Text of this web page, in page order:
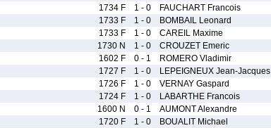
1734 F 1 - 0 FAUCHART Francois
1733 F 1 - 0 BOMBAIL Leonard
1733 F 1 - 0 CAREIL Maxime
1730 N 1 - 0 CROUZET Emeric
1602 F 0 - 1 ROMERO Vladimir
1727 F 1 - 0 LEPEIGNEUX Jean-Jacques
1726 F 1 - 0 VERNAY Gaspard
1724 F 1 - 0 LABARTHE Francois
1600 N 0 - 1 AUMONT Alexandre
1720 F 1 - 0 BOUALIT Michael